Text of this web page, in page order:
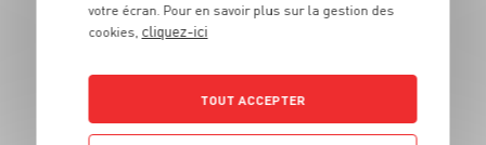
Potimarron rôti au
camembert et miel épicé
votre écran. Pour en savoir plus sur la gestion des
cookies, cliquez-ici
TOUT ACCEPTER